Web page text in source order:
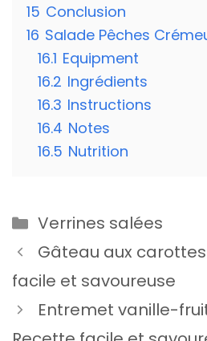
15 Conclusion
16 Salade Pêches
16.1 Equipment
16.2 Ingrédients
16.3 Instructions
16.4 Notes
16.5 Nutrition
Catégories
Verrines salées
Gâteau aux
facile et savoureuse
Entremet vanille-